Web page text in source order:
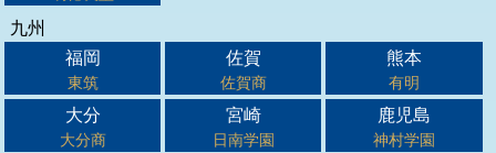
九州
福岡
東筑
佐賀
佐賀商
熊本
有明
大分
大分商
宮崎
日南学園
鹿児島
神村学園